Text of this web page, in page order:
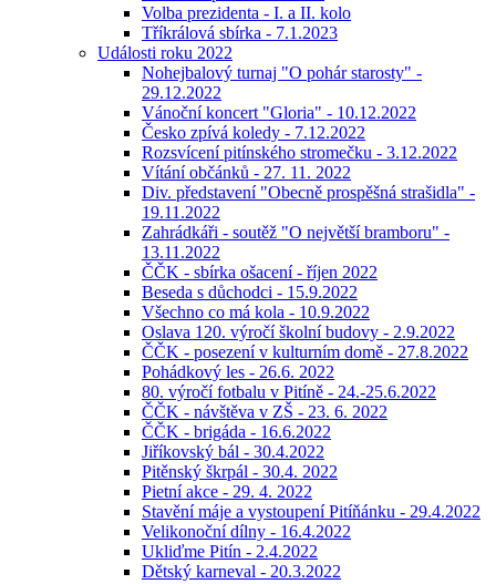
Volba prezidenta - I. a II. kolo
Tříkrálová sbírka - 7.1.2023
Události roku 2022
Nohejbalový turnaj "O pohár starosty" -
29.12.2022
Vánoční koncert "Gloria" - 10.12.2022
Česko zpívá koledy - 7.12.2022
Rozsvícení pitínského stromečku - 3.12.2022
Vítání občánků - 27. 11. 2022
Div. představení "Obecně prospěšná strašidla" -
19.11.2022
Zahrádkáři - soutěž "O největší bramboru" -
13.11.2022
ČČK - sbírka ošacení - říjen 2022
Beseda s důchodci - 15.9.2022
Všechno co má kola - 10.9.2022
Oslava 120. výročí školní budovy - 2.9.2022
ČČK - posezení v kulturním domě - 27.8.2022
Pohádkový les - 26.6. 2022
80. výročí fotbalu v Pitíně - 24.-25.6.2022
ČČK - návštěva v ZŠ - 23. 6. 2022
ČČK - brigáda - 16.6.2022
Jiříkovský bál - 30.4.2022
Pitěnský škrpál - 30.4. 2022
Pietní akce - 29. 4. 2022
Stavění máje a vystoupení Pitíňánku - 29.4.2022
Velikonoční dílny - 16.4.2022
Ukliďme Pitín - 2.4.2022
Dětský karneval - 20.3.2022